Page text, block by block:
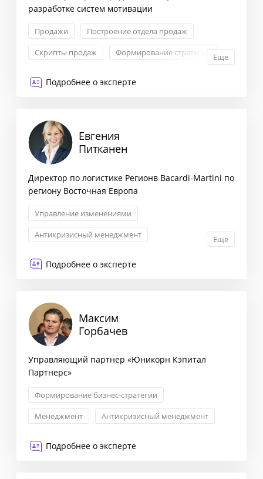
разработке систем мотивации
Продажи
Построение отдела продаж
Скрипты продаж
Формирование стратегии Еще
Подробнее о эксперте
Евгения
Питканен
Директор по логистике Регионв Bacardi-Martini по
региону Восточная Европа
Управление изменениями
Антикризисный менеджмент
Еще
Подробнее о эксперте
Максим
Горбачев
Управляющий партнер «Юникорн Кэпитал
Партнерс»
Формирование бизнес-стратегии
Менеджмент
Антикризисный менеджмент
Подробнее о эксперте